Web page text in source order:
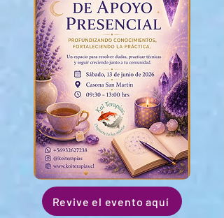
Revive el evento aquí